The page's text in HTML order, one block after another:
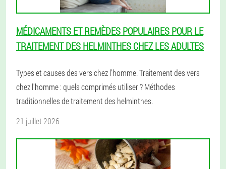
MÉDICAMENTS ET REMÈDES POPULAIRES POUR LE
TRAITEMENT DES HELMINTHES CHEZ LES ADULTES
Types et causes des vers chez l'homme. Traitement des vers
chez l'homme : quels comprimés utiliser ? Méthodes
traditionnelles de traitement des helminthes.
21 juillet 2026